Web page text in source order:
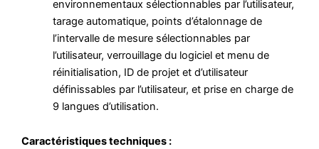
environnementaux sélectionnables par l’utilisateur,
tarage automatique, points d’étalonnage de
l’intervalle de mesure sélectionnables par
l’utilisateur, verrouillage du logiciel et menu de
réinitialisation, ID de projet et d’utilisateur
définissables par l’utilisateur, et prise en charge de
9 langues d’utilisation.
Caractéristiques techniques :